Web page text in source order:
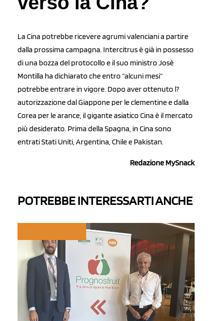
La Cina potrebbe ricevere agrumi valenciani a partire
dalla prossima campagna. Intercitrus è già in possesso
di una bozza del protocollo e il suo ministro Josè
Montilla ha dichiarato che entro “alcuni mesi”
potrebbe entrare in vigore. Dopo aver ottenuto l?
autorizzazione dal Giappone per le clementine e dalla
Corea per le arance, il gigante asiatico Cina è il mercato
più desiderato. Prima della Spagna, in Cina sono
entrati Stati Uniti, Argentina, Chile e Pakistan.
Redazione MySnack
POTREBBE INTERESSARTI ANCHE